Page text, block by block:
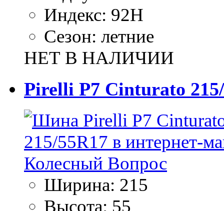
Индекс: 92H
Сезон: летние
НЕТ В НАЛИЧИИ
Pirelli P7 Cinturato
Ширина: 215
Высота: 55